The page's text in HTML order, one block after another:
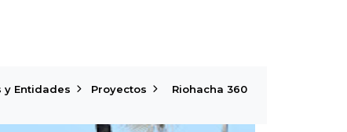
y Entidades Proyectos Riohacha 360